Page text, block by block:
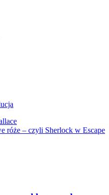
róże – czyli Sherlock w Escape